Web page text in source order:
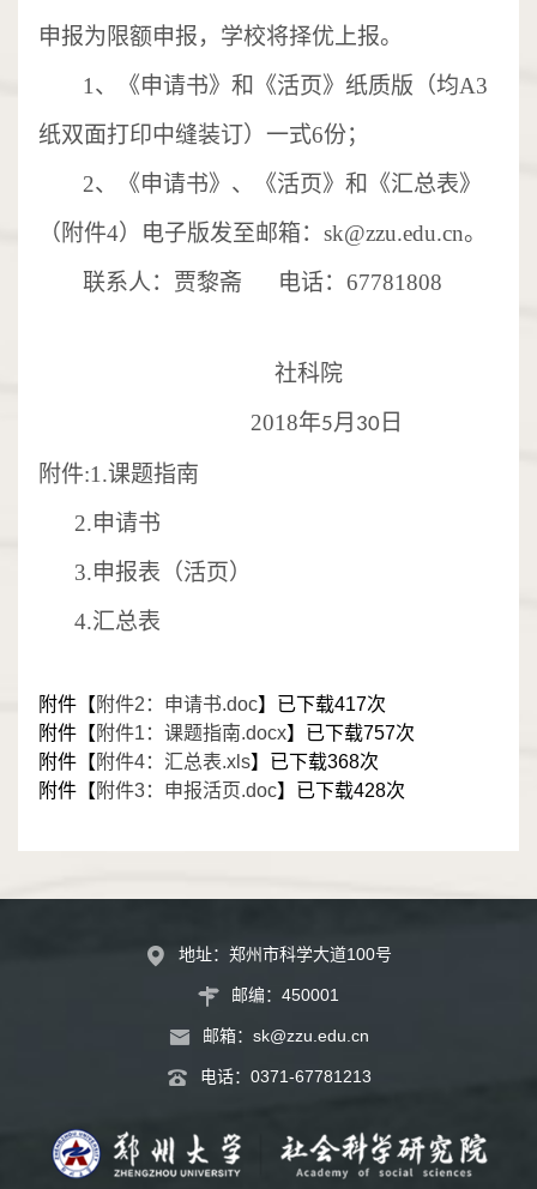
申报为限额申报，学校将择优上报。
1 、 《申请书》和《活页》纸质版（均A3
纸双面打印中缝装订）一式6份；
2、
《申请书》、《活页》和《汇总表》
（附件4）电子版发至邮箱：sk@zzu.edu.cn。
联系人：贾黎斋
电话： 67781808
社科院
2018年5月 30 日
附件:1.课题指南
2.申请书
3.申报表（活页）
4.汇总表
附件【 附件2：申请书.doc】已下载417次
附件【 附件1：课题指南.docx】已下载757次
附件【 附件4：汇总表.xls】已下载368次
附件【 附件3：申报活页.doc】已下载428次
地址：郑州市科学大道100号
邮编：450001
邮箱： sk@zzu.edu.cn
电话： 0371-67781213